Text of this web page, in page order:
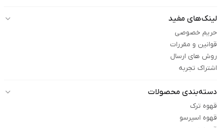
لینک‌های مفید
حریم خصوصی
قوانین و مقررات
روش های ارسال
اشتراک تجربه
دسته‌بندی محصولات
قهوه ترک
قهوه اسپرسو